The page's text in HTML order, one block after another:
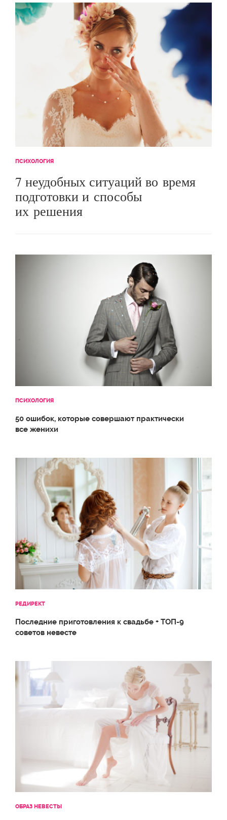
ПСИХОЛОГИЯ
7 неудобных ситуаций во время
подготовки и способы
их решения
ПСИХОЛОГИЯ
50 ошибок, которые совершают практически
все женихи
РЕДИРЕКТ
Последние приготовления к свадьбе + ТОП-9
советов невесте
ОБРАЗ НЕВЕСТЫ